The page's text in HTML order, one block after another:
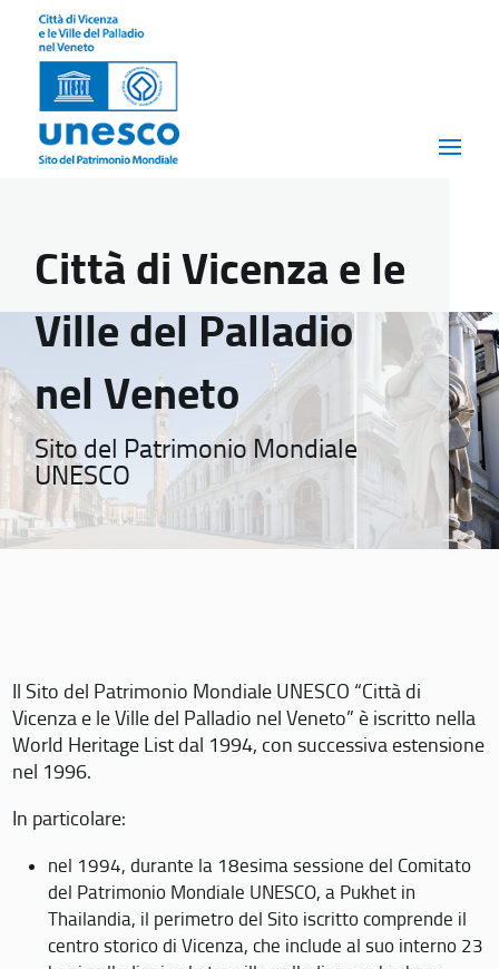
Città di Vicenza e le
Ville del Palladio
nel Veneto
Sito del Patrimonio Mondiale
UNESCO
Il Sito del Patrimonio Mondiale UNESCO “Città di
Vicenza e le Ville del Palladio nel Veneto” è iscritto nella
World Heritage List dal 1994, con successiva estensione
nel 1996.
In particolare:
nel 1994, durante la 18esima sessione del Comitato
del Patrimonio Mondiale UNESCO, a Pukhet in
Thailandia, il perimetro del Sito iscritto comprende il
centro storico di Vicenza, che include al suo interno 23